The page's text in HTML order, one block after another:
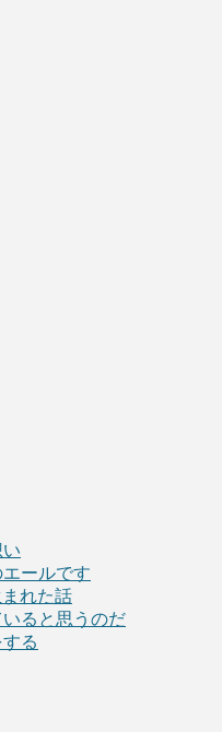
ールです
れた話
ると思うのだ
る